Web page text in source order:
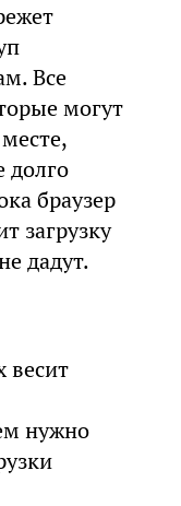
Все
могут
долго
браузер
загрузку
дадут.
весит
нужно